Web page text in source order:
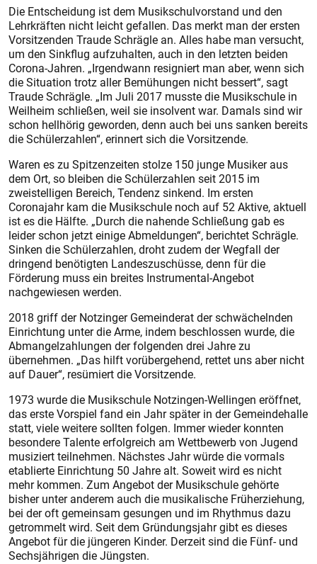
Die Entscheidung ist dem Musikschulvorstand und den
Lehrkräften nicht leicht gefallen. Das merkt man der ersten
Vorsitzenden Traude Schrägle an. Alles habe man versucht,
um den Sinkflug aufzuhalten, auch in den letzten beiden
Corona-Jahren. „Irgendwann resigniert man aber, wenn sich
die Situation trotz aller Bemühungen nicht bessert“, sagt
Traude Schrägle. „Im Juli 2017 musste die Musikschule in
Weilheim schließen, weil sie insolvent war. Damals sind wir
schon hellhörig geworden, denn auch bei uns sanken bereits
die Schülerzahlen“, erinnert sich die Vorsitzende.
Waren es zu Spitzenzeiten stolze 150 junge Musiker aus
dem Ort, so bleiben die Schülerzahlen seit 2015 im
zweistelligen Bereich, Tendenz sinkend. Im ersten
Coronajahr kam die Musikschule noch auf 52 Aktive, aktuell
ist es die Hälfte. „Durch die nahende Schließung gab es
leider schon jetzt einige Abmeldungen“, berichtet Schrägle.
Sinken die Schülerzahlen, droht zudem der Wegfall der
dringend benötigten Landeszuschüsse, denn für die
Förderung muss ein breites Instrumental-Angebot
nachgewiesen werden.
2018 griff der Notzinger Gemeinderat der schwächelnden
Einrichtung unter die Arme, indem beschlossen wurde, die
Abmangelzahlungen der folgenden drei Jahre zu
übernehmen. „Das hilft vorübergehend, rettet uns aber nicht
auf Dauer“, resümiert die Vorsitzende.
1973 wurde die Musikschule Notzingen-Wellingen eröffnet,
das erste Vorspiel fand ein Jahr später in der Gemeindehalle
statt, viele weitere sollten folgen. Immer wieder konnten
besondere Talente erfolgreich am Wettbewerb von Jugend
musiziert teilnehmen. Nächstes Jahr würde die vormals
etablierte Einrichtung 50 Jahre alt. Soweit wird es nicht
mehr kommen. Zum Angebot der Musikschule gehörte
bisher unter anderem auch die musikalische Früherziehung,
bei der oft gemeinsam gesungen und im Rhythmus dazu
getrommelt wird. Seit dem Gründungsjahr gibt es dieses
Angebot für die jüngeren Kinder. Derzeit sind die Fünf- und
Sechsjährigen die Jüngsten.